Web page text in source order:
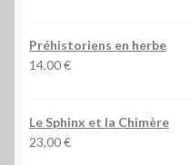
Préhistoriens en herbe
14,00€
Le Sphinx et la Chimère
23,00€